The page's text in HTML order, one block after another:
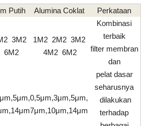
Putih Alumina Coklat Perkataan
3M2
6M2
1M2 2M2 3M2
4M2 6M2
Kombinasi
terbaik
filter membran
dan
pelat dasar
seharusnya
dilakukan
terhadap
0,5μm,3μm,5μm,
7μm,10μm,14μm